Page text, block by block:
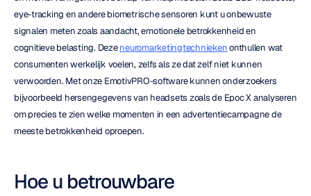
eye-tracking en andere biometrische sensoren kunt u onbewuste
signalen meten zoals aandacht, emotionele betrokkenheid en
cognitieve belasting. Deze neuromarketingtechnieken onthullen wat
consumenten werkelijk voelen, zelfs als ze dat zelf niet kunnen
verwoorden. Met onze EmotivPRO-software kunnen onderzoekers
bijvoorbeeld hersengegevens van headsets zoals de Epoc X analyseren
om precies te zien welke momenten in een advertentiecampagne de
meeste betrokkenheid oproepen.
Hoe u betrouwbare